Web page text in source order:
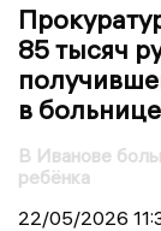
85 тысяч
в
В Иванове
ребёнка
22/05/2026